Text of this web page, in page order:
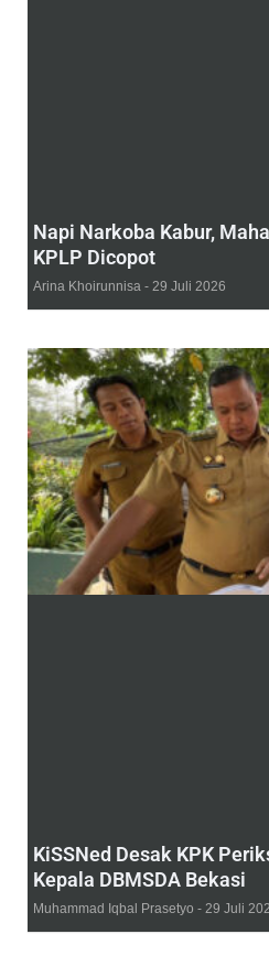
Napi Narkoba Kabur,
KPLP Dicopot
Arina Khoirunnisa 29 Juli 2026
KiSSNed Desak KPK
Kepala DBMSDA Bekasi
Muhammad Iqbal Prasetyo 29 Juli